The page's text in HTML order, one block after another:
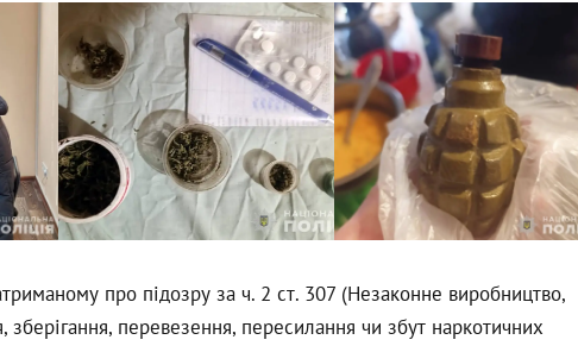
про підозру за ч. 2 ст. 307 (Незаконне виробництво,
зберігання, перевезення, пересилання чи збут наркотичних